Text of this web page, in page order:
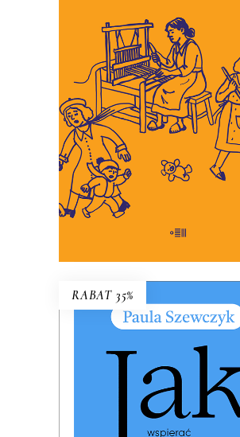
E-BOOK DO KOSZYKA
To miniaturowe eseje
codzienności, w której
coraz więcej troski, i w
martwić się jest łatwiej
troszczyć.
53.00zł 34.45 zł
KSIĄŻKA DO KOSZYKA
RABAT 35%
JAK WSPIERAĆ
TRANSPŁCIOWE